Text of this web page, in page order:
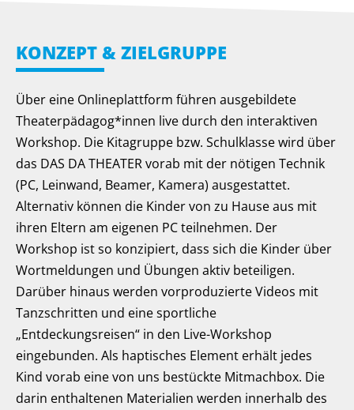
KONZEPT & ZIELGRUPPE
Über eine Onlineplattform führen ausgebildete
Theaterpädagog*innen live durch den interaktiven
Workshop. Die Kitagruppe bzw. Schulklasse wird über
das DAS DA THEATER vorab mit der nötigen Technik
(PC, Leinwand, Beamer, Kamera) ausgestattet.
Alternativ können die Kinder von zu Hause aus mit
ihren Eltern am eigenen PC teilnehmen. Der
Workshop ist so konzipiert, dass sich die Kinder über
Wortmeldungen und Übungen aktiv beteiligen.
Darüber hinaus werden vorproduzierte Videos mit
Tanzschritten und eine sportliche
„Entdeckungsreisen“ in den Live-Workshop
eingebunden. Als haptisches Element erhält jedes
Kind vorab eine von uns bestückte Mitmachbox. Die
darin enthaltenen Materialien werden innerhalb des